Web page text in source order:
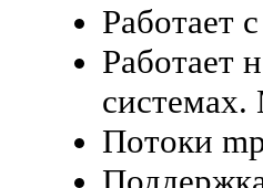
Работает
Работает
Потоки